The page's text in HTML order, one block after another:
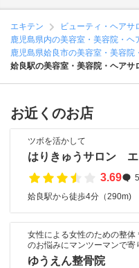
エキテン ビューティ・ヘアサ
鹿児島県内の美容室・美容院・ヘ
鹿児島県姶良市の美容室・美容院
姶良駅の美容室・美容院・ヘアサ
お近くのお店
ツボを活かして
はりきゅうサロン エ
3.69
姶良駅から徒歩4分（290m)
女性による女性のための整
のお悩みにマンツーマンで寄
ゆうえん整骨院